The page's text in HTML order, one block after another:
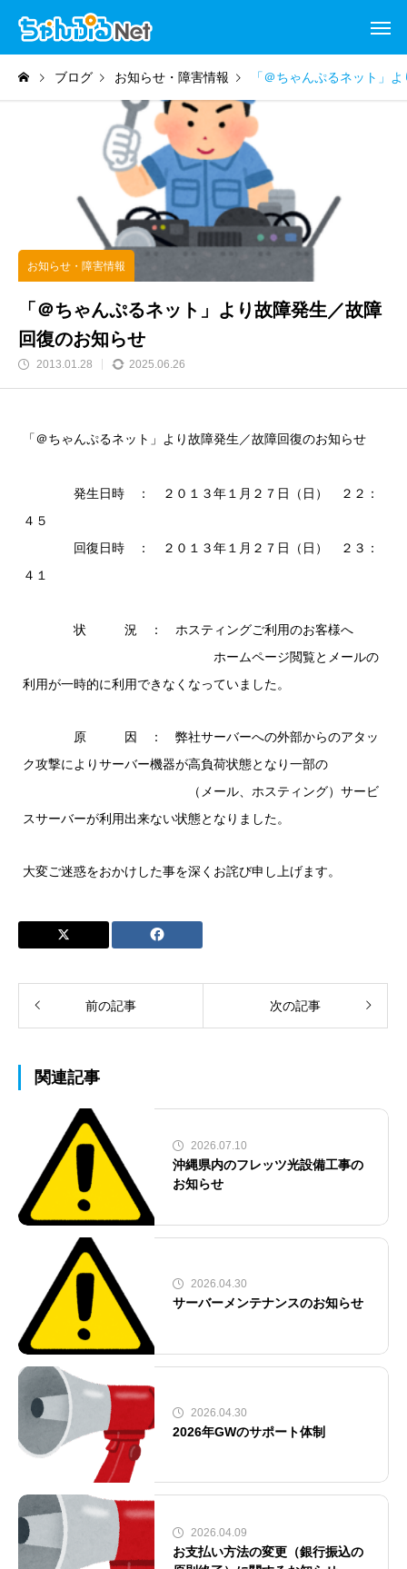
ブログ お知らせ・障害情報 「＠ちゃんぷるネット」
お知らせ・障害情報
「＠ちゃんぷるネット」より故障発生／故障
回復のお知らせ
2013.01.28 2025.06.26
「＠ちゃんぷるネット」より故障発生／故障回復のお知らせ
発生日時 ： ２０１３年１月２７日（日） ２２：
４５
回復日時 ： ２０１３年１月２７日（日） ２３：
４１
状 況 ： ホスティングご利用のお客様へ
ホームページ閲覧とメールの
利用が一時的に利用できなくなっていました。
原 因 ： 弊社サーバーへの外部からのアタッ
ク攻撃によりサーバー機器が高負荷状態となり一部の
（メール、ホスティング）サービ
スサーバーが利用出来ない状態となりました。
大変ご迷惑をおかけした事を深くお詫び申し上げます。
前の記事 次の記事
関連記事
2026.07.10
沖縄県内のフレッツ光設備工事の
お知らせ
2026.04.30
サーバーメンテナンスのお知らせ
2026.04.30
2026年GWのサポート体制
2026.04.09
お支払い方法の変更（銀行振込の